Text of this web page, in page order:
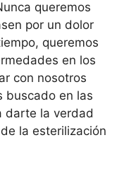
queremos
por un dolor
queremos
en los
con nosotros
buscado en las
darte la verdad
la esterilización